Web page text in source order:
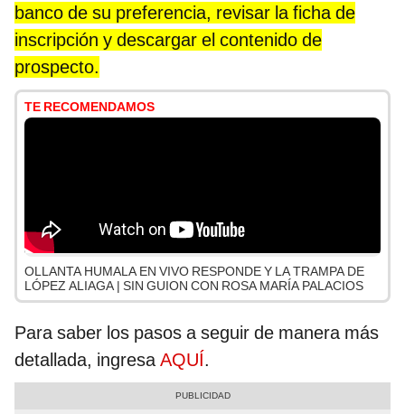
banco de su preferencia, revisar la ficha de
inscripción y descargar el contenido de
prospecto.
TE RECOMENDAMOS
OLLANTA HUMALA EN VIVO RESPONDE Y LA TRAMPA DE
LÓPEZ ALIAGA | SIN GUION CON ROSA MARÍA PALACIOS
Para saber los pasos a seguir de manera más
detallada, ingresaAQUÍ.